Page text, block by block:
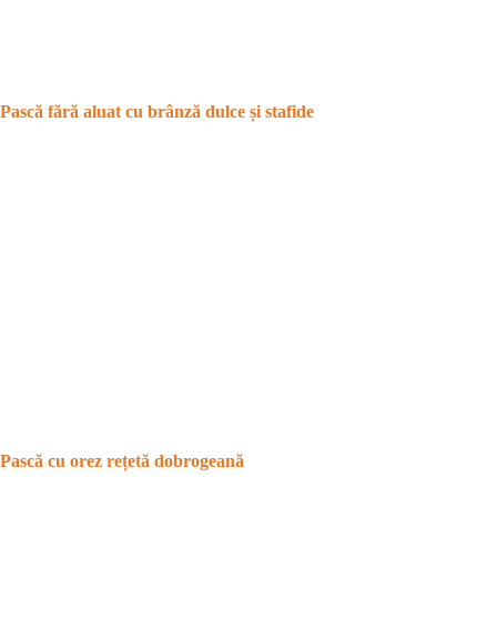
Pască fără aluat cu brânză dulce și stafide
Pască cu orez rețetă dobrogeană